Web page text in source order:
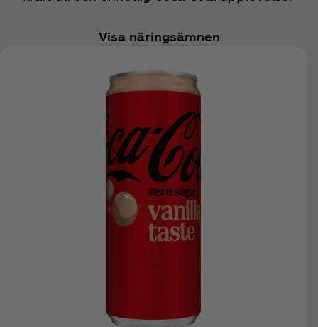
Visa näringsämnen